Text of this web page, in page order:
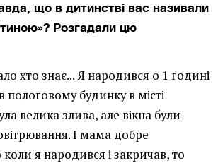
що в дитинстві вас називали
Розгадали цю
хто знає... Я народився о 1 годині
пологовому будинку в місті
велика злива, але вікна були
І мама добре
я народився і закричав, то